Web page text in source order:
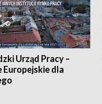
Urząd Pracy –
Europejskie dla